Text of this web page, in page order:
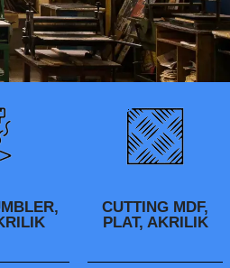
CUTTING MDF,
PLAT, AKRILIK